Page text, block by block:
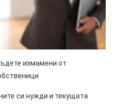
измамени от
си нужди и текущата